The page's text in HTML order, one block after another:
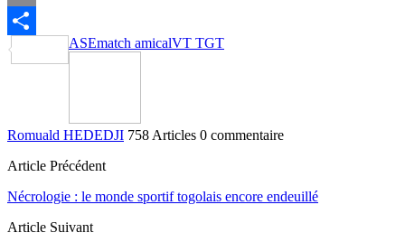
Email
Partager
ASEmatch amicalVT TGT
Romuald HEDEDJI 758 Articles 0 commentaire
Article Précédent
Nécrologie : le monde sportif togolais encore endeuillé
Article Suivant